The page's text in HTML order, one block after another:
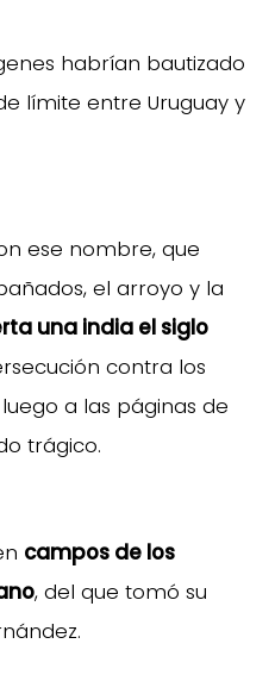
habrían bautizado
límite entre Uruguay y
ese nombre, que
el arroyo y la
una india el siglo
contra los
a las páginas de
trágico.
campos de los
, del que tomó su